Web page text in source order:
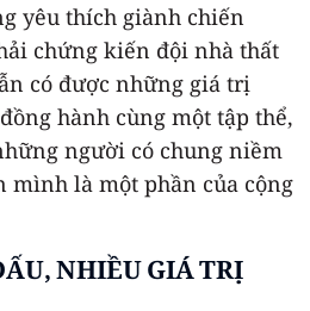
yêu thích giành chiến
chứng kiến đội nhà thất
có được những giá trị
hành cùng một tập thể,
người có chung niềm
mình là một phần của cộng
NHIỀU GIÁ TRỊ